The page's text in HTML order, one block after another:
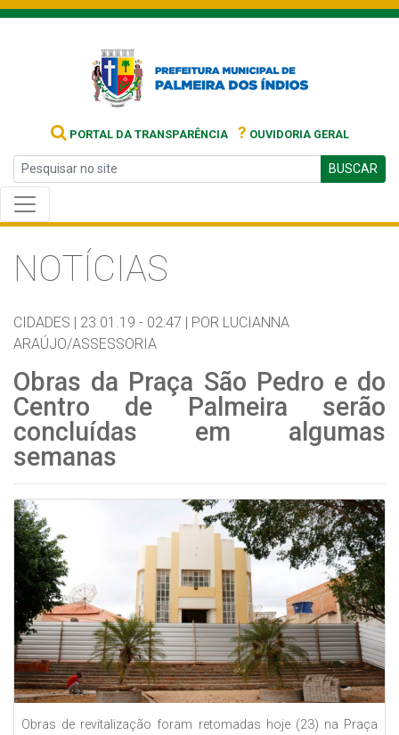
PORTAL DA TRANSPARÊNCIA ? OUVIDORIA GERAL
BUSCAR
NOTÍCIAS
CIDADES | 23.01.19 - 02:47 | POR LUCIANNA
ARAÚJO/ASSESSORIA
Obras da Praça São Pedro e do
Centro de Palmeira serão
concluídas em algumas
semanas
Obras de revitalização foram retomadas hoje (23) na Praça